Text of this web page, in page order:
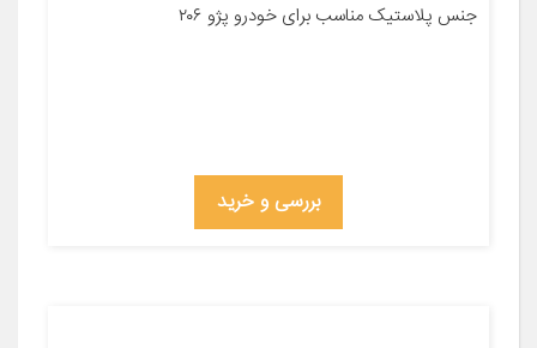
جنس پلاستیک مناسب برای خودرو پژو ۲۰۶
بررسی و خرید